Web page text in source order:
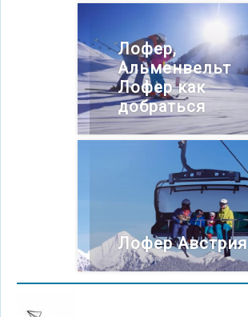
Лофер,
Альменвельт
Лофер как
добраться
Лофер Австрия